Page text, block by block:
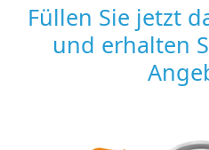
Füllen Sie jetzt
und erhalten